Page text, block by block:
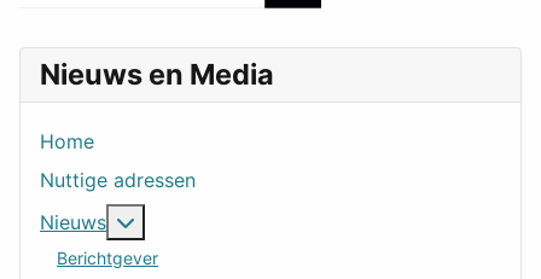
Nieuws en Media
Home
Nuttige adressen
Nieuws
Berichtgever